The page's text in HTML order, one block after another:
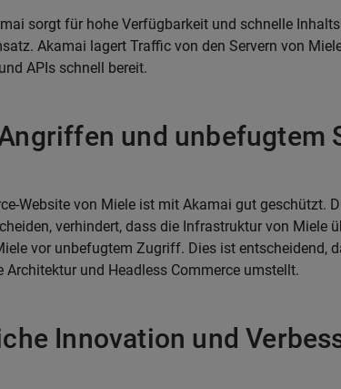
sorgt für hohe Verfügbarkeit und schnelle
Akamai lagert Traffic von den Servern von
APIs schnell bereit.
und unbefugtem
Website von Miele ist mit Akamai gut geschützt.
verhindert, dass die Infrastruktur von Miele
vor unbefugtem Zugriff. Dies ist entscheidend,
Architektur und Headless Commerce umstellt.
Innovation und